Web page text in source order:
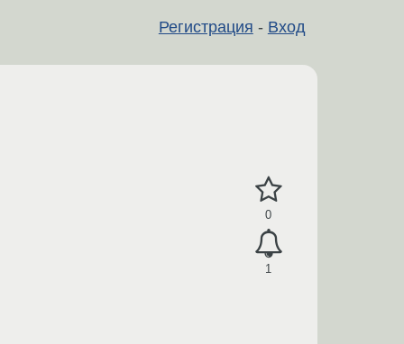
Регистрация - Вход
0
1